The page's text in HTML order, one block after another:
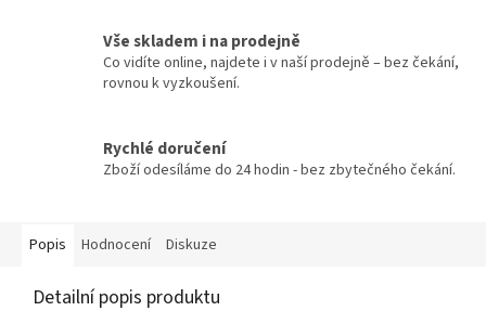
Vše skladem i na prodejně
Co vidíte online, najdete i v naší prodejně – bez čekání,
rovnou k vyzkoušení.
Rychlé doručení
Zboží odesíláme do 24 hodin - bez zbytečného čekání.
Popis Hodnocení Diskuze
Detailní popis produktu